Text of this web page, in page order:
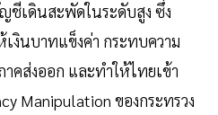
ชีเดินสะพัดในระดับสูง ซึ่ง
นบาทแข็งค่า กระทบความ
คส่งออก และทำให้ไทยเข้า
Manipulation ของกระทรวง